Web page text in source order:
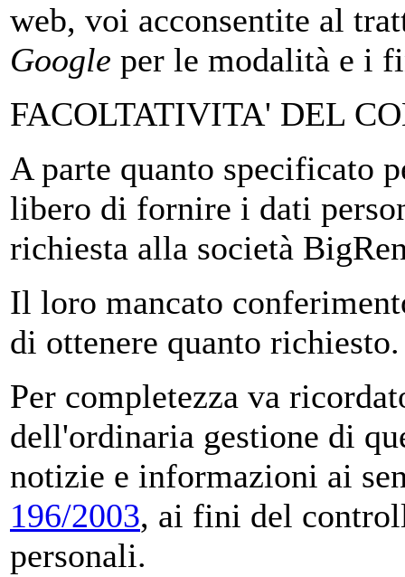
web, voi acconsentite al
Google per le modalità e i
FACOLTATIVITA' DEL
A parte quanto specificato
libero di fornire i dati
richiesta alla società
Il loro mancato
di ottenere quanto richiesto.
Per completezza va
dell'ordinaria gestione di
notizie e informazioni ai
196/2003, ai fini del
personali.